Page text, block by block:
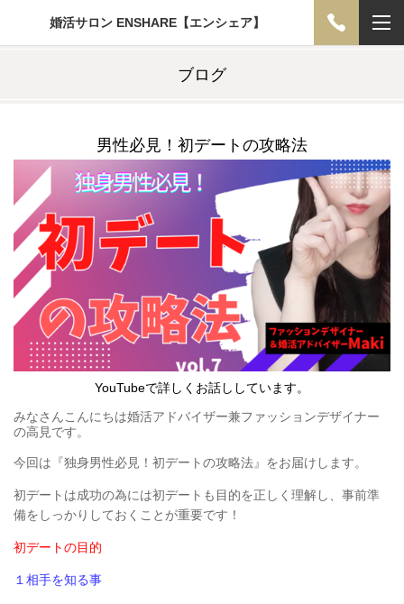
婚活サロン ENSHARE【エンシェア】
ブログ
男性必見！初デートの攻略法
YouTubeで詳しくお話ししています。
みなさんこんにちは婚活アドバイザー兼ファッションデザイナー
の高見です。
今回は『独身男性必見！初デートの攻略法』をお届けします。
初デートは成功の為には初デートも目的を正しく理解し、事前準
備をしっかりしておくことが重要です！
初デートの目的
１相手を知る事